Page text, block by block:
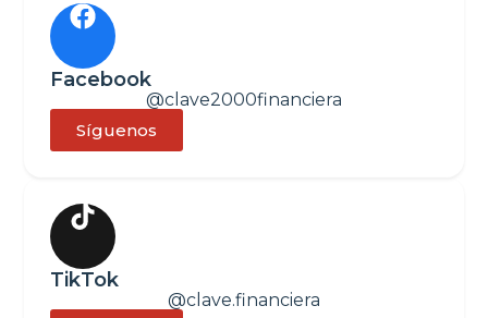
Facebook
@clave2000financiera
Síguenos
TikTok
@clave.financiera